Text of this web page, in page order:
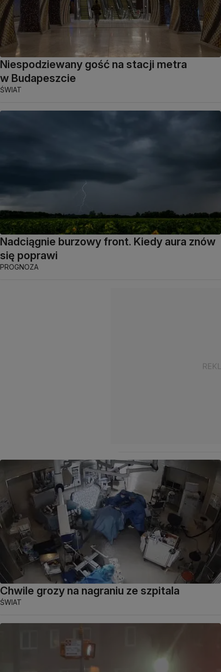
Niespodziewany gość na stacji metra
w Budapeszcie
ŚWIAT
Nadciągnie burzowy front. Kiedy aura znów
się poprawi
PROGNOZA
Chwile grozy na nagraniu ze szpitala
ŚWIAT